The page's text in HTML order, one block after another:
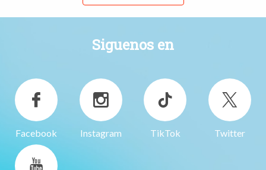
Siguenos en
Facebook Instagram TikTok Twitter